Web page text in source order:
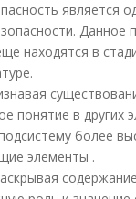
является
Данное
находятся в
понятие в других
более
элементы .